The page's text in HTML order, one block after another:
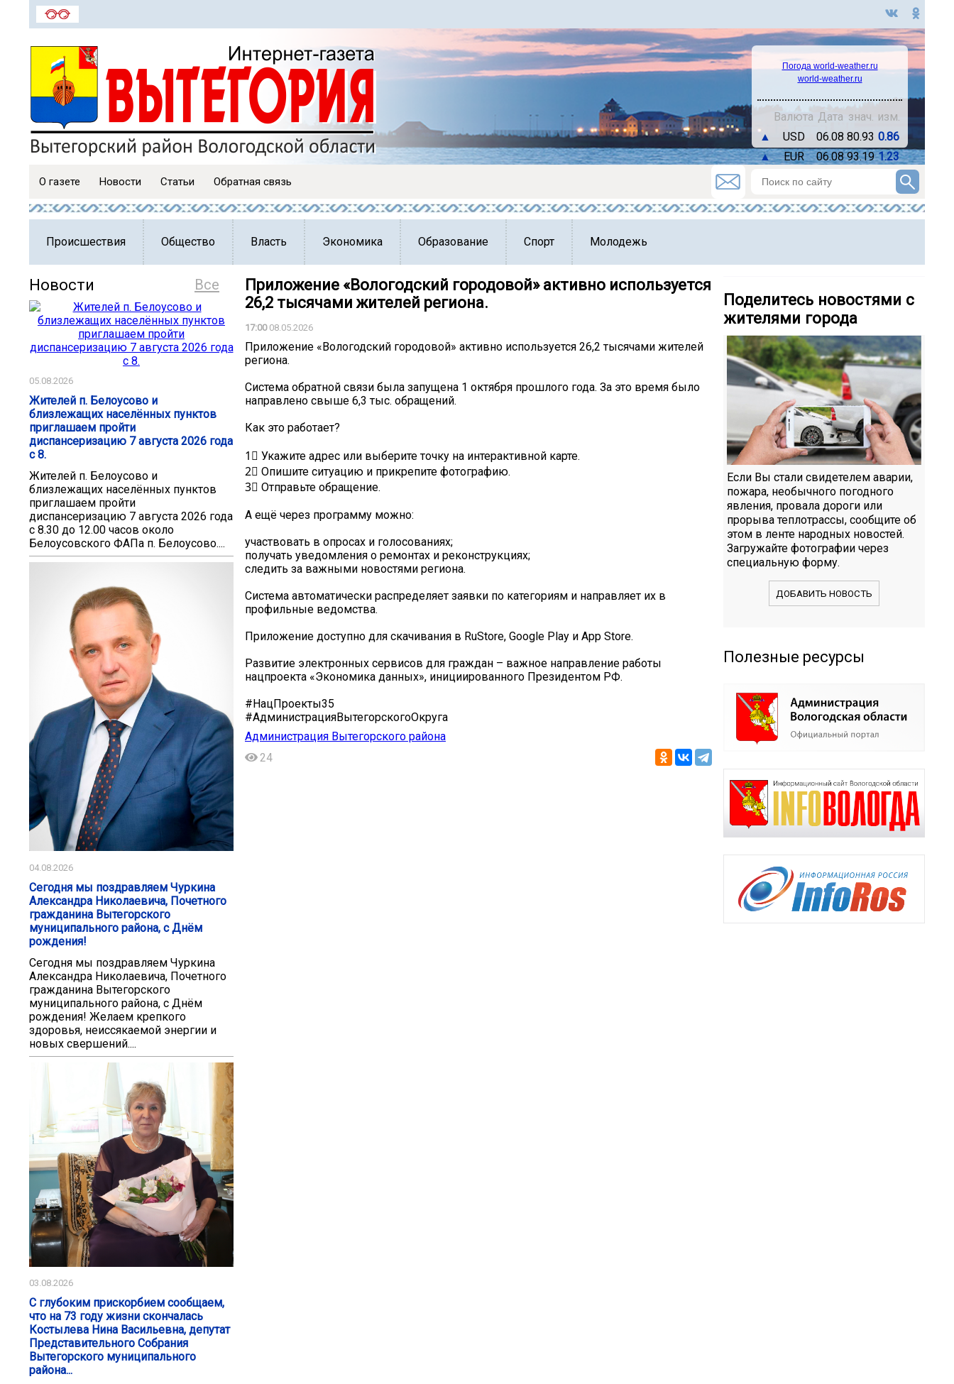
Погода world-weather.ru
world-weather.ru
Валюта Дата знач. изм.
▲
USD 06.08 80.93 0.86
▲
EUR 06.08 93.19 1.23
О газете Новости Статьи Обратная связь
Происшествия Общество Власть Экономика Образование Спорт Молодежь
Все
Новости
05.08.2026
Жителей п. Белоусово и
близлежащих населённых пунктов
приглашаем пройти
диспансеризацию 7 августа 2026 года
с 8.
Жителей п. Белоусово и
близлежащих населённых пунктов
приглашаем пройти
диспансеризацию 7 августа 2026 года
с 8.30 до 12.00 часов около
Белоусовского ФАПа п. Белоусово....
04.08.2026
Сегодня мы поздравляем Чуркина
Александра Николаевича, Почетного
гражданина Вытегорского
муниципального района, с Днём
рождения!
Сегодня мы поздравляем Чуркина
Александра Николаевича, Почетного
гражданина Вытегорского
муниципального района, с Днём
рождения! Желаем крепкого
здоровья, неиссякаемой энергии и
новых свершений....
03.08.2026
С глубоким прискорбием сообщаем,
что на 73 году жизни скончалась
Костылева Нина Васильевна, депутат
Представительного Собрания
Вытегорского муниципального
района...
Приложение «Вологодский городовой» активно используется
26,2 тысячами жителей региона.
17:0008.05.2026
Приложение «Вологодский городовой» активно используется 26,2 тысячами жителей
региона.
Система обратной связи была запущена 1 октября прошлого года. За это время было
направлено свыше 6,3 тыс. обращений.
Как это работает?
1⃣ Укажите адрес или выберите точку на интерактивной карте.
2⃣ Опишите ситуацию и прикрепите фотографию.
3⃣ Отправьте обращение.
А ещё через программу можно:
участвовать в опросах и голосованиях;
получать уведомления о ремонтах и реконструкциях;
следить за важными новостями региона.
Система автоматически распределяет заявки по категориям и направляет их в
профильные ведомства.
Приложение доступно для скачивания в RuStore, Google Play и App Store.
Развитие электронных сервисов для граждан – важное направление работы
нацпроекта «Экономика данных», инициированного Президентом РФ.
#НацПроекты35
#АдминистрацияВытегорскогоОкруга
Администрация Вытегорского района
24
Поделитесь новостями с
жителями города
Если Вы стали свидетелем аварии,
пожара, необычного погодного
явления, провала дороги или
прорыва теплотрассы, сообщите об
этом в ленте народных новостей.
Загружайте фотографии через
специальную форму.
ДОБАВИТЬ НОВОСТЬ
Полезные ресурсы